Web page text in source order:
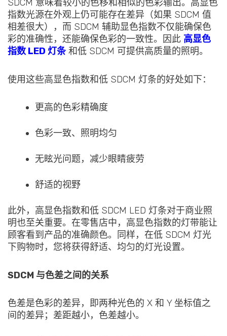
SDCM 意味着较小的色移和相似的色彩输出。高显色
指数光源在外观上仍可能存在差异（如果 SDCM 值
相差很大），而 SDCM 辅助显色指数不仅能确保色
彩的准确性，还能确保色彩的一致性。因此 高显色
指数 LED 灯条和低 SDCM 可提供高质量的照明。
使用这些高显色指数和低 SDCM 灯条的好处如下：
更高的色彩精确度
色彩一致、照明均匀
无眩光问题，减少眼睛疲劳
舒适的视野
此外，高显色指数和低 SDCM LED 灯条对于商业照
明也至关重要。在零售店中，高显色指数的灯带能让
顾客看到产品的准确颜色。同样，在低 SDCM 灯光
下购物时，您将获得舒适、均匀的灯光设置。
SDCM 与色差之间的关系
色差是色彩的差异，即两种光色的 X 和 Y 坐标值之
间的差异；差距越小，色差越小。